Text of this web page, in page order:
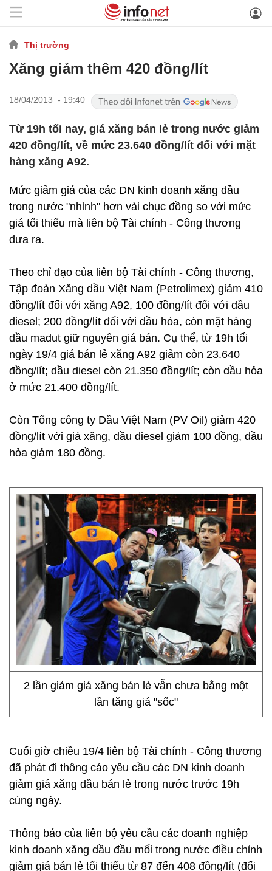
Thị trường
Xăng giảm thêm 420 đồng/lít
18/04/2013 - 19:40
Từ 19h tối nay, giá xăng bán lẻ trong nước giảm
420 đồng/lít, về mức 23.640 đồng/lít đối với mặt
hàng xăng A92.
Mức giảm giá của các DN kinh doanh xăng dầu
trong nước "nhỉnh" hơn vài chục đồng so với mức
giá tối thiểu mà liên bộ Tài chính - Công thương
đưa ra.
Theo chỉ đạo của liên bộ Tài chính - Công thương,
Tập đoàn Xăng dầu Việt Nam (Petrolimex) giảm 410
đồng/lít đối với xăng A92, 100 đồng/lít đối với dầu
diesel; 200 đồng/lít đối với dầu hỏa, còn mặt hàng
dầu madut giữ nguyên giá bán. Cụ thể, từ 19h tối
ngày 19/4 giá bán lẻ xăng A92 giảm còn 23.640
đồng/lít; dầu diesel còn 21.350 đồng/lít; còn dầu hỏa
ở mức 21.400 đồng/lít.
Còn Tổng công ty Dầu Việt Nam (PV Oil) giảm 420
đồng/lít với giá xăng, dầu diesel giảm 100 đồng, dầu
hỏa giảm 180 đồng.
2 lần giảm giá xăng bán lẻ vẫn chưa bằng một
lần tăng giá "sốc"
Cuối giờ chiều 19/4 liên bộ Tài chính - Công thương
đã phát đi thông cáo yêu cầu các DN kinh doanh
giảm giá xăng dầu bán lẻ trong nước trước 19h
cùng ngày.
Thông báo của liên bộ yêu cầu các doanh nghiệp
kinh doanh xăng dầu đầu mối trong nước điều chỉnh
giảm giá bán lẻ tối thiểu từ 87 đến 408 đồng/lít (đối